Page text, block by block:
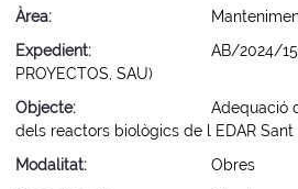
Àrea
Expedient
AB/2024/
PROYECTOS, SAU)
Objecte
Adequació
dels reactors biològics de l EDAR
Modalitat
Obres